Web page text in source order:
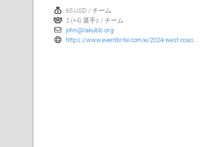
65 USD / チーム
2 (+4) 選手s / チーム
john@lakubb.org
2024年4月
Café Den Hoek Kubb Tornooi